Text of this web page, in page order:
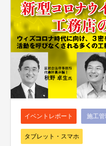
イベントレポート 施工管
タブレット・スマホ